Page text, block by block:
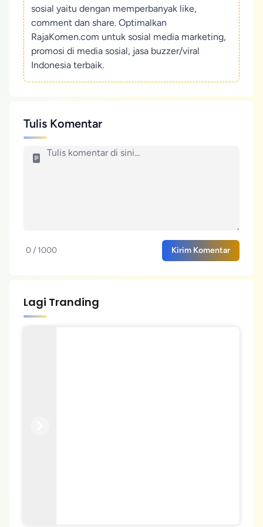
sosial yaitu dengan memperbanyak like,
comment dan share. Optimalkan
RajaKomen.com untuk sosial media marketing,
promosi di media sosial, jasa buzzer/viral
Indonesia terbaik.
Tulis Komentar
0 / 1000 Kirim Komentar
Lagi Tranding